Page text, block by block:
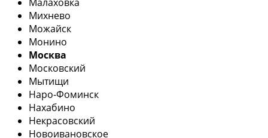
Михнево
Можайск
Монино
Москва
Московский
Мытищи
Наро-Фоминск
Нахабино
Некрасовский
Новоивановское